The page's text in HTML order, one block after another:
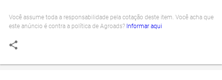
Você assume toda a responsabilidade pela cotação deste item. Você acha que
este anúncio é contra a política de Agroads? Informar aqui